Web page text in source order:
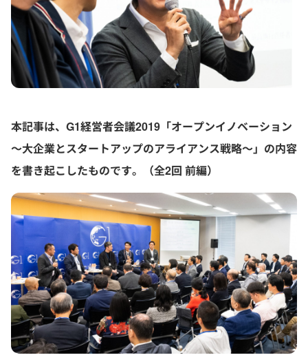
本記事は、G1経営者会議2019「オープンイノベーション
～大企業とスタートアップのアライアンス戦略～」の内容
を書き起こしたものです。（全2回 前編）